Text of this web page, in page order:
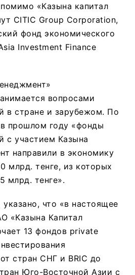
«Казына капитал
CITIC Group Corporation,
фонд экономического
Investment Finance
вопросами
в стране и зарубежом. По
прошлом году «фонды
с участием Казына
направили в экономику
млрд. тенге, из которых
млрд. тенге».
что «в настоящее
«Казына Капитал
13 фондов private
стран СНГ и BRIC до
Юго-Восточной Азии с